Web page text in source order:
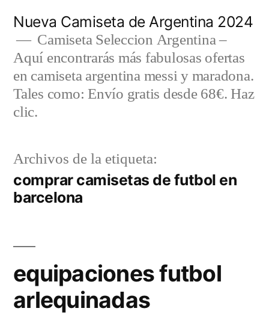
contenido
Nueva Camiseta de Argentina 2024
Camiseta Seleccion Argentina –
Aquí encontrarás más fabulosas ofertas
en camiseta argentina messi y maradona.
Tales como: Envío gratis desde 68€. Haz
clic.
Archivos de la etiqueta:
comprar camisetas de futbol en
barcelona
equipaciones futbol
arlequinadas